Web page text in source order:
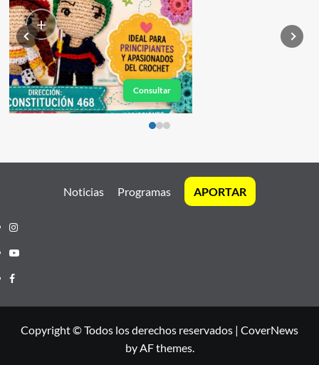
+
Noticias Programas APORTAR
Instagram
Youtube
Facebook
Copyright © Todos los derechos reservados | CoverNews
by AF themes.